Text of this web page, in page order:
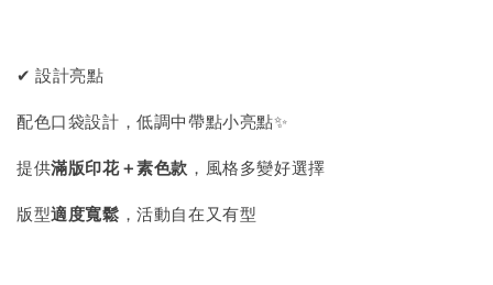
✔ 設計亮點
配色口袋設計，低調中帶點小亮點✨
提供滿版印花＋素色款 ，風格多變好選擇
版型適度寬鬆 ，活動自在又有型